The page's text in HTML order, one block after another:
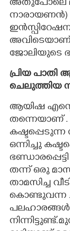
അതുപോലെ
നാരായണൻ)​
ജോലിയുടെ
പ്രിയ പാതി
ചെലുത്തിയ
ആയിഷ എന്റെ
തന്നെയാണ് .
ഒന്നിച്ചു
തന്ന് ഒരു മാസം
താമസിച്ച
കൊണ്ടുവന്ന
പലഹാരങ്ങൾ